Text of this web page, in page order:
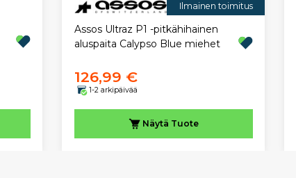
Ilmainen toimitus
Assos Ultraz P1 -pitkähihainen
aluspaita Calypso Blue miehet
126,99 €
1-2 arkipäivää
Näytä Tuote